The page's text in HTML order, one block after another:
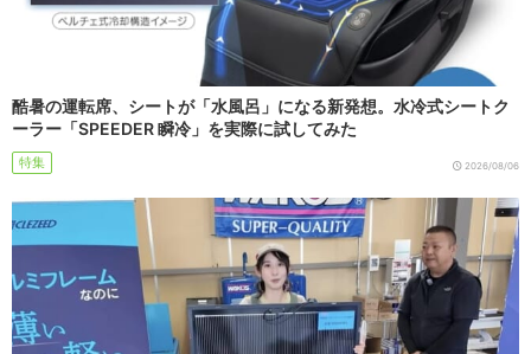
酷暑の運転席、シートが「水風呂」になる新発想。水冷式シートク
ーラー「SPEEDER 瞬冷」を実際に試してみた
特集 2026/08/06